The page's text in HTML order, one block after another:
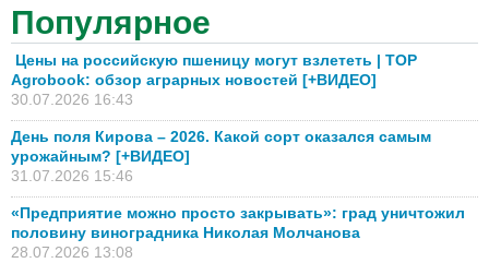
Популярное
Цены на российскую пшеницу могут взлететь | TOP
Agrobook: обзор аграрных новостей [+ВИДЕО]
30.07.2026 16:43
День поля Кирова – 2026. Какой сорт оказался самым
урожайным? [+ВИДЕО]
31.07.2026 15:46
«Предприятие можно просто закрывать»: град уничтожил
половину виноградника Николая Молчанова
28.07.2026 13:08